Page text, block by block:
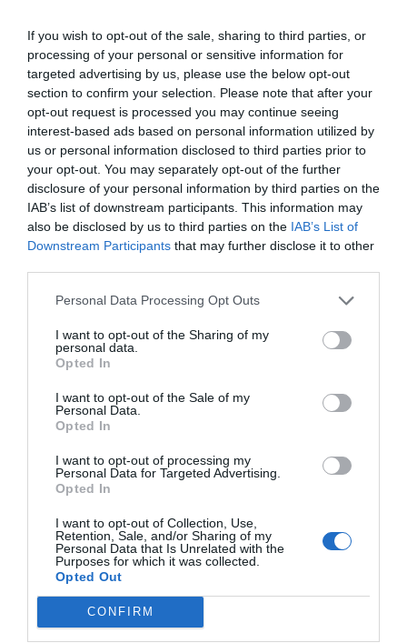
If you wish to opt-out of the sale, sharing to third parties, or
processing of your personal or sensitive information for
targeted advertising by us, please use the below opt-out
section to confirm your selection. Please note that after your
opt-out request is processed you may continue seeing
interest-based ads based on personal information utilized by
us or personal information disclosed to third parties prior to
your opt-out. You may separately opt-out of the further
disclosure of your personal information by third parties on the
IAB’s list of downstream participants. This information may
also be disclosed by us to third parties on the IAB’s List of
Downstream Participants that may further disclose it to other
Personal Data Processing Opt Outs
I want to opt-out of the Sharing of my
personal data.
Opted In
I want to opt-out of the Sale of my
Personal Data.
Opted In
I want to opt-out of processing my
Personal Data for Targeted Advertising.
Opted In
I want to opt-out of Collection, Use,
Retention, Sale, and/or Sharing of my
Personal Data that Is Unrelated with the
Purposes for which it was collected.
Opted Out
CONFIRM
entre China y España del aeropuerto
de Ciudad Real
Noticias y novedades
Redacción
18/05/2020
Con la llegada de un vuelo procedente
Guangzhou (China) cargado con cerca de 100
m3 de mascarillas de protección frente al
COVID-19, las empresas de distribución
farmacéutica de gama completa que operan
en España han inaugurado el corredor aéreo
sanitario entre China y España del
aeropuerto de Ciudad Real.
Las empresas de distribución
farmacéutica redoblan sus esfuerzos
mascarillas a las farmacias
Noticias y novedades
Redacción
empresas que conforman la Federación de
Distribuidores Farmacéuticos (FEDIFAR)
abastecimiento a las farmacias de
mascarillas para para la prevención de
contagios por el COVID-19. En este sentido,
para adquirir un importante volumen de este
producto destinado a cubrir la creciente
demanda por parte de la población.
Las empresas de distribución
farmacéutica «trabajan
intensamente» para abastecer de